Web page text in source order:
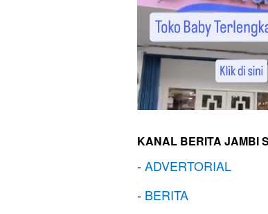
KANAL BERITA JAMBI
-ADVERTORIAL
- BERITA